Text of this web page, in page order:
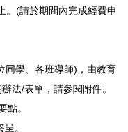
。(請於期間內完成經費申
同學、各班導師)，由教育
法/表單，請參閱附件。
點。
。